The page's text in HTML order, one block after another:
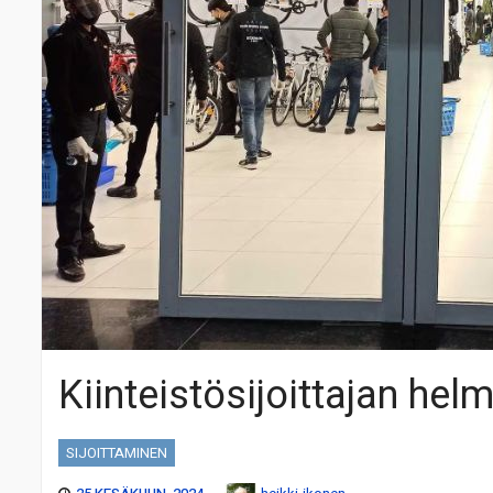
Kiinteistösijoittajan
SIJOITTAMINEN